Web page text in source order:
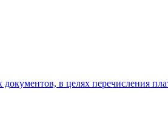
в целях перечисления